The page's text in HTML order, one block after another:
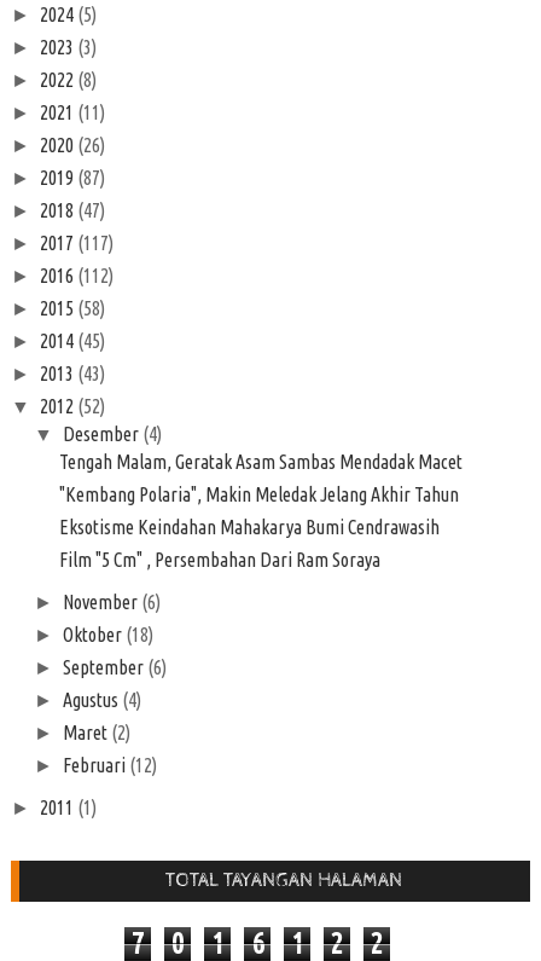
► 2024 (5)
► 2023 (3)
► 2022 (8)
► 2021 (11)
► 2020 (26)
► 2019 (87)
► 2018 (47)
► 2017 (117)
► 2016 (112)
► 2015 (58)
► 2014 (45)
► 2013 (43)
▼ 2012 (52)
▼ Desember (4)
Tengah Malam, Geratak Asam Sambas Mendadak Macet
"Kembang Polaria", Makin Meledak Jelang Akhir Tahun
Eksotisme Keindahan Mahakarya Bumi Cendrawasih
Film "5 Cm" , Persembahan Dari Ram Soraya
► November (6)
►Oktober (18)
►September (6)
►Agustus (4)
► Maret (2)
► Februari (12)
► 2011 (1)
TOTAL TAYANGAN HALAMAN
7 0 1 6 1 2 2